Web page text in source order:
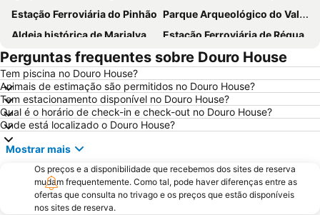
Estação Ferroviária do Pinhão Parque Arqueológico do Vale do Coa
Aldeia histórica de Marialva
Estação Ferroviária de Régua
Praia Fluvial de Foz do Sabor
Ponte e Torre de Ucanha
Cascata de Fisgas de Ermelo
Castelo de Lamego
Aldeia Histórica de Trancoso
Praia Fluvial da Folgosa
Convento e Igreja de São Gonçalo
Solar do Vinho do Porto
Dolce Vita Douro
Caldas de Carlão
Miradouro de São Leonardo da Galafura
Igreja de São Paulo ou Capela Nova
Perguntas frequentes sobre Douro House
Tem piscina no Douro House?
Animais de estimação são permitidos no Douro House?
Tem estacionamento disponível no Douro House?
Qual é o horário de check-in e check-out no Douro House?
Onde está localizado o Douro House?
Mostrar mais
Os preços e a disponibilidade que recebemos dos sites de reserva
mudam frequentemente. Como tal, pode haver diferenças entre as
ofertas que consulta no trivago e os preços que estão disponíveis
nos sites de reserva.